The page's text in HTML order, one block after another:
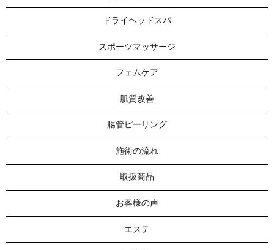
ドライヘッドスパ
スポーツマッサージ
フェムケア
肌質改善
腸管ピーリング
施術の流れ
取扱商品
お客様の声
エステ